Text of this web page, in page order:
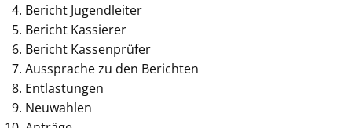
Bericht Jugendleiter
Bericht Kassierer
Bericht Kassenprüfer
Aussprache zu den Berichten
Entlastungen
Neuwahlen